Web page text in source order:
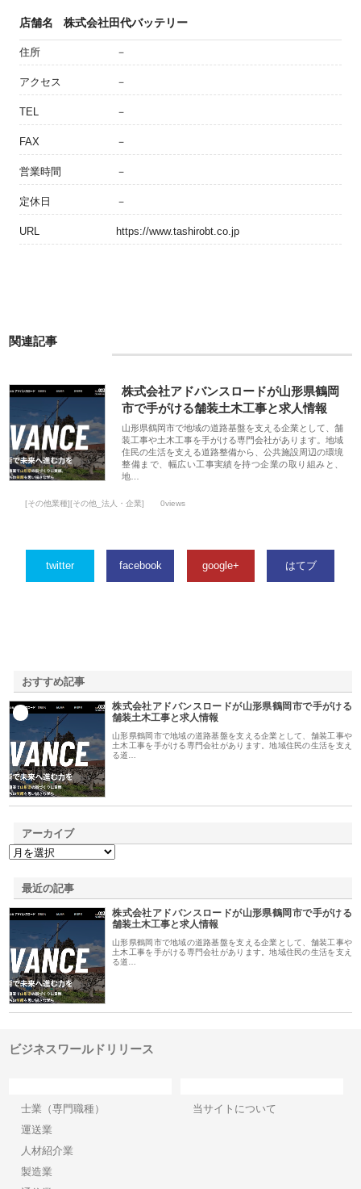
店舗名 株式会社田代バッテリー
住所 －
アクセス －
TEL －
FAX －
営業時間 －
定休日 －
URL https://www.tashirobt.co.jp
関連記事
株式会社アドバンスロードが山形県鶴岡
市で手がける舗装土木工事と求人情報
山形県鶴岡市で地域の道路基盤を支える企業として、舗
装工事や土木工事を手がける専門会社があります。地域
住民の生活を支える道路整備から、公共施設周辺の環境
整備まで、幅広い工事実績を持つ企業の取り組みと、
地…
[その他業種][その他_法人・企業] 0views
twitter facebook google+ はてブ
おすすめ記事
株式会社アドバンスロードが山形県鶴岡市で手がける
舗装土木工事と求人情報
山形県鶴岡市で地域の道路基盤を支える企業として、舗装工事や
土木工事を手がける専門会社があります。地域住民の生活を支え
る道…
アーカイブ
最近の記事
株式会社アドバンスロードが山形県鶴岡市で手がける
舗装土木工事と求人情報
山形県鶴岡市で地域の道路基盤を支える企業として、舗装工事や
土木工事を手がける専門会社があります。地域住民の生活を支え
る道…
ビジネスワールドリリース
士業（専門職種）
運送業
人材紹介業
製造業
当サイトについて